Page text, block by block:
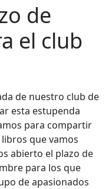
de
el club
de nuestro club de
esta estupenda
para compartir
que vamos
abierto el plazo de
para los que
de apasionados